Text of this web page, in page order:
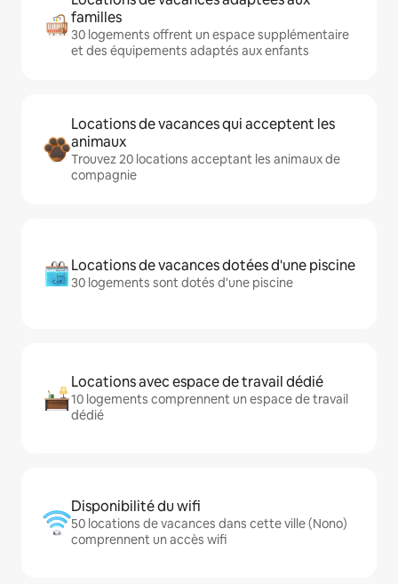
familles
30 logements offrent un espace supplémentaire
et des équipements adaptés aux enfants
Locations de vacances qui acceptent les
animaux
Trouvez 20 locations acceptant les animaux de
compagnie
Locations de vacances dotées d'une piscine
30 logements sont dotés d'une piscine
Locations avec espace de travail dédié
10 logements comprennent un espace de travail
dédié
Disponibilité du wifi
50 locations de vacances dans cette ville (Nono)
comprennent un accès wifi